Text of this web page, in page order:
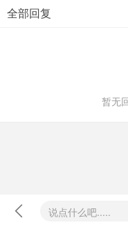
力更多地放在业务逻辑
会让程序变得难以理解
于逻辑表达，对阅读程
了某个数据类型，如果
全部回复
暂无
 说点什么吧.....